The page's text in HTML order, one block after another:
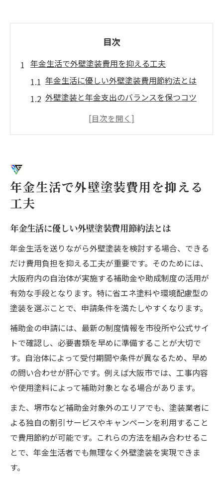
目次
年金生活で外壁塗装費用を抑える工夫
年金生活に優しい外壁塗装費用節約法とは
外壁塗装と年金支出のバランスを保つコツ
外壁塗装で賢く節約するための具体策
大阪府における外壁塗装の補助金最新情報
外壁塗装の補助金最新動向と申請準備の要
大阪府の外壁塗装補助金情報の集め方
外壁塗装助成金申請で押さえたい最新基準
外壁塗装の補助金受付期間と条件の確認方
法
外壁塗装の補助金情報を確実に得るコツ
省エネ塗料選びで賢く外壁塗装を進める方法
省エネ塗料で外壁塗装費用をさらに節約
外壁塗装の省エネ効果を高める塗料選びの
基準
省エネ塗料採用時の外壁塗装補助金申請ポ
イント
外壁塗装で失敗しない省エネ塗料の選定方
法
外壁塗装の省エネ対策で得られる経済的効
果
年金生活で外壁塗装費用を抑える
工夫
年金生活に優しい外壁塗装費用節約法とは
年金生活を送りながら外壁塗装を検討する場合、できる
だけ費用負担を抑える工夫が重要です。そのためには、
大阪府内の自治体が実施する補助金や助成制度の活用が
有効な手段となります。特に省エネ塗料や環境配慮型の
塗装を選ぶことで、申請条件を満たしやすくなります。
補助金の申請には、最新の制度情報を市役所や公式サイ
トで確認し、必要書類を早めに準備することが大切で
す。自治体によって受付期間や条件が異なるため、早め
の問い合わせが肝心です。例えば大阪市では、工事内容
や使用塗料によって補助対象となる場合があります。
また、堺市など補助金対象外のエリアでも、塗装業者に
よる独自の割引サービスやキャンペーンを利用すること
で費用節約が可能です。これらの方法を組み合わせるこ
とで、年金生活者でも無理なく外壁塗装を実現できま
す。